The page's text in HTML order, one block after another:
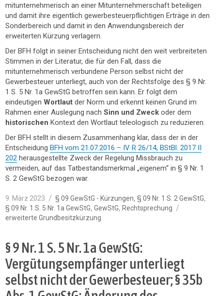
mitunternehmerisch an einer Mitunternehmerschaft beteiligen
und damit ihre eigentlich gewerbesteuerpflichtigen Erträge in den
Sonderbereich und damit in den Anwendungsbereich der
erweiterten Kürzung verlagern.
Der BFH folgt in seiner Entscheidung nicht den weit verbreiteten
Stimmen in der Literatur, die für den Fall, dass die
mitunternehmerisch verbundene Person selbst nicht der
Gewerbesteuer unterliegt, auch von der Rechtsfolge des § 9 Nr.
1 S. 5 Nr. 1a GewStG betroffen sein kann. Er folgt dem
eindeutigenWortlautder Norm und erkennt keinen Grund im
Rahmen einer Auslegung nachSinn und Zweck oder dem
historischen Kontext den Wortlaut teleologisch zu reduzieren.
Der BFH stellt in diesem Zusammenhang klar, dass der in der
EntscheidungBFH vom 21.07.2016 – IV R 26/14, BStBl. 2017 II
202 herausgestellte Zweck der Regelung Missbrauch zu
vermeiden, auf das Tatbestandsmerkmal „eigenem“ in § 9 Nr. 1
S. 2 GewStG bezogen war.
Veröffentlicht
am
9. März 2023 Kategorien
§ 09 GewStG - Kürzungen,§ 09 Nr. 1 S. 2 GewStG,
§ 09 Nr. 1 S. 5 Nr. 1a GewStG,GewStG,Rechtsprechung
erweiterte Grundbesitzkürzung
§ 9 Nr. 1 S. 5 Nr. 1a GewStG:
Vergütungsempfänger unterliegt
selbst nicht der Gewerbesteuer; § 35b